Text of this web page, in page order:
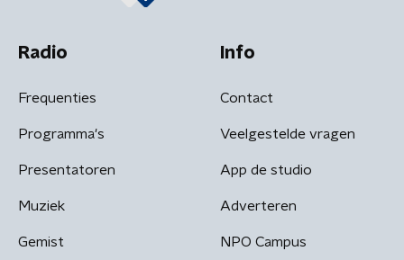
Radio
Frequenties
Programma's
Presentatoren
Muziek
Gemist
Info
Contact
Veelgestelde vragen
App de studio
Adverteren
NPO Campus